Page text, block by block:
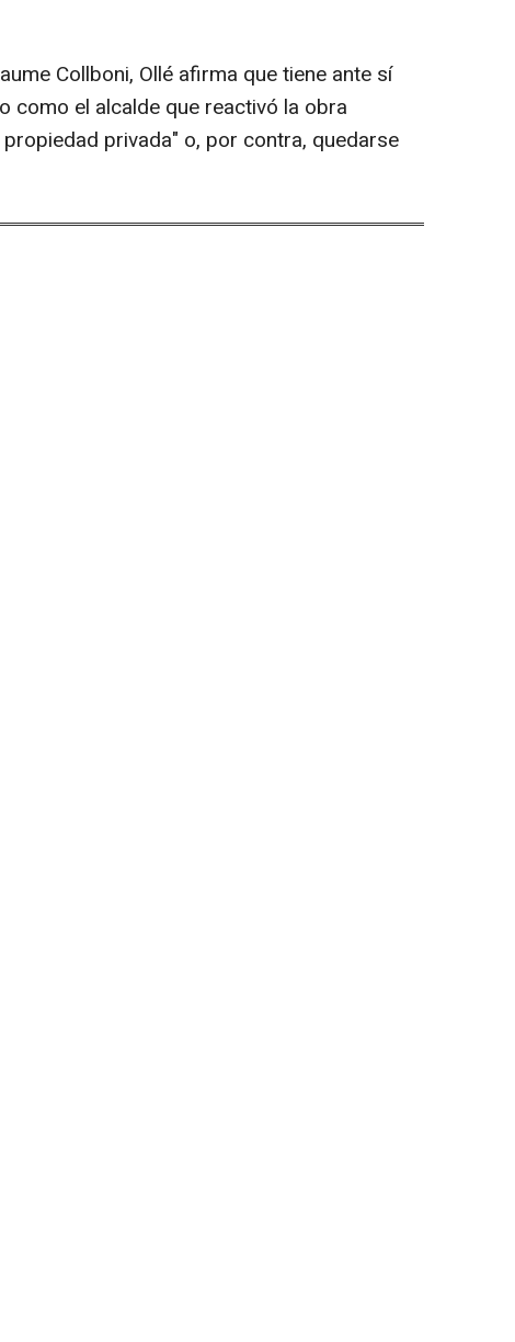
Collboni, Ollé afirma que tiene ante sí
como el alcalde que reactivó la obra
privada" o, por contra, quedarse